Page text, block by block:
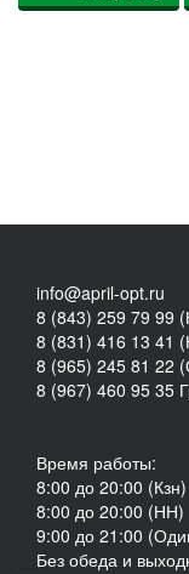
info@april-opt.ru
8 (843) 259 79 99
8 (831) 416 13 41
8 (965) 245 81 22
8 (967) 460 95 35
Время работы:
8:00 до 20:00 (Кзн)
8:00 до 20:00 (НН)
9:00 до 21:00
Без обеда и